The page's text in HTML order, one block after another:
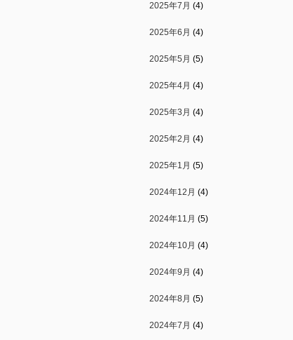
2025年7月 (4)
2025年6月 (4)
2025年5月 (5)
2025年4月 (4)
2025年3月 (4)
2025年2月 (4)
2025年1月 (5)
2024年12月 (4)
2024年11月 (5)
2024年10月 (4)
2024年9月 (4)
2024年8月 (5)
2024年7月 (4)